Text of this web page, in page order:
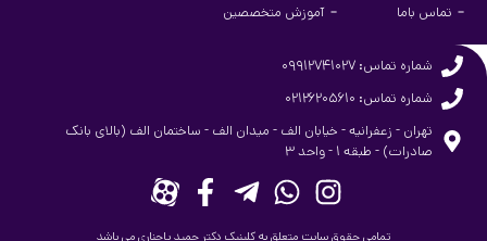
تماس باما
آموزش متخصصین
شماره تماس: ۰۹۹۱۲۷۴۱۰۲۷
شماره تماس: ۰۲۱۲۶۲۰۵۶۱۰
تهران - زعفرانیه - خیابان الف - میدان الف - ساختمان الف (بالای بانک
صادرات) - طبقه ۱ - واحد ۳
تمامی حقوق سایت متعلق به کلینیک دکتر حمید پاچناری می باشد